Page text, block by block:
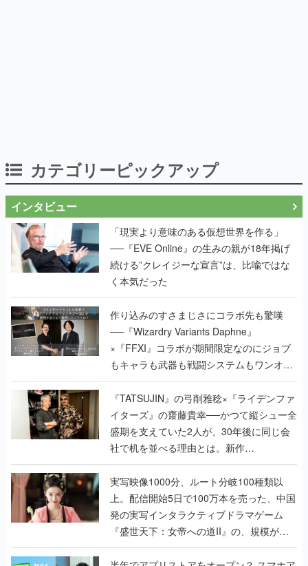
カテゴリーピックアップ
インタビュー
「現実より意味のある仮想世界を作る」
──『EVE Online』の生みの親が18年掲げ
続ける”クレイジーな宣言”は、比喩ではな
く本気だった
作り込みのすさまじさにコラボ先も驚嘆
──『Wizardry Variants Daphne』
×『FFXI』コラボが期間限定なのにジョブ
もキャラも武器も戦闘システムもワンオフ
で作り込まれた理由を両ディレクターに聞
く
『TATSUJIN』の弓削雅稔×『ライデンファ
イターズ』の齋藤貴幸──かつて縦シュー全
盛期を支えていた2人が、30年後に同じ会
社で机を並べる理由とは。新作
『TATSUJIN EXTREME』で初タッグを組
んだレジェンド2人に訊く開発秘話
実写映像1000分、ルート分岐100種類以
上。配信開始5日で100万本を売った、中国
発の実写インタラクティブドラマゲーム
『盛世天下：女帝への道II』の、規模が違
うこだわりをプロデューサーに聞いた